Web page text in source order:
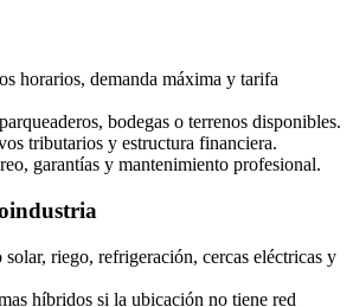
horarios, demanda máxima y tarifa
bodegas o terrenos disponibles.
tributarios y estructura financiera.
garantías y mantenimiento profesional.
riego, refrigeración, cercas eléctricas y
híbridos si la ubicación no tiene red